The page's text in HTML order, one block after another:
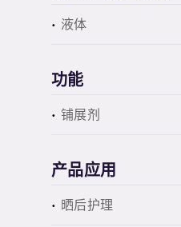
液体
功能
铺展剂
产品应用
晒后护理